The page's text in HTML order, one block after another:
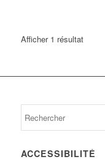
Afficher 1 résultat
ACCESSIBILITÉ